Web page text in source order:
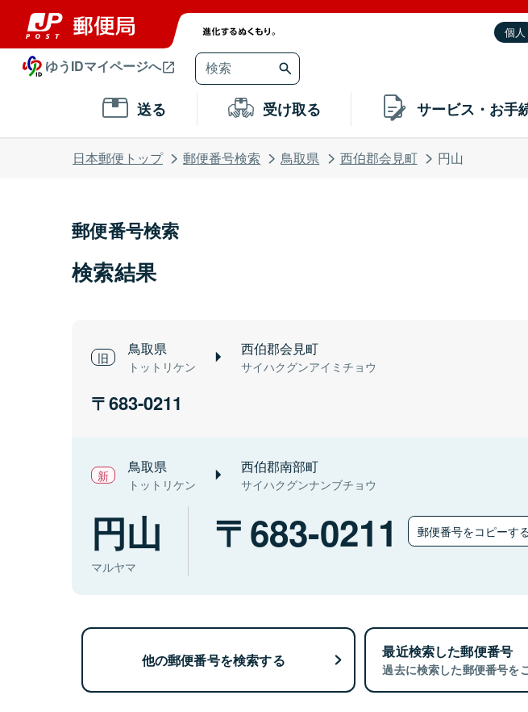
個人
ゆうIDマイページへ
送る 受け取る サービス・お手
日本郵便トップ 郵便番号検索 鳥取県 西伯郡会見町 円山
郵便番号検索
検索結果
鳥取県
トットリケン
西伯郡会見町
サイハクグンアイミチョウ
683-0211
鳥取県
トットリケン
西伯郡南部町
サイハクグンナンブチョウ
円山
マルヤマ
683-0211 郵便番号をコピーす
他の郵便番号を検索する 最近検索した郵便番号
過去に検索した郵便番号を